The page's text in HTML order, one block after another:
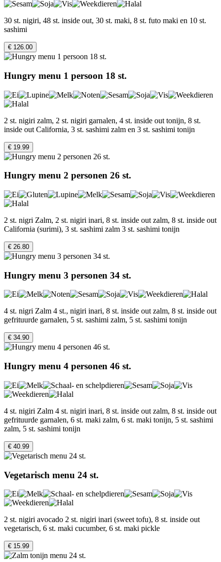
30 st. nigiri, 48 st. inside out, 30 st. maki, 8 st. futo maki en 10 st.
sashimi
€ 126.00
Hungry menu 1 persoon 18 st.
2 st. nigiri zalm, 2 st. nigiri garnalen, 4 st. inside out tonijn, 8 st.
inside out California, 3 st. sashimi zalm en 3 st. sashimi tonijn
€ 19.99
Hungry menu 2 personen 26 st.
2 st. nigri Zalm, 2 st. nigiri inari, 8 st. inside out zalm, 8 st. inside out
California (surimi), 3 st. sashimi zalm 3 st. sashimi tonijn
€ 26.80
Hungry menu 3 personen 34 st.
4 st. nigri Zalm 4 st., nigiri inari, 8 st. inside out zalm, 8 st. inside out
gefrituurde garnalen, 5 st. sashimi zalm, 5 st. sashimi tonijn
€ 34.90
Hungry menu 4 personen 46 st.
4 st. nigiri Zalm 4 st. nigiri inari, 8 st. inside out zalm, 8 st. inside out
gefrituurde garnalen, 6 st. maki zalm, 6 st. maki tonijn, 5 st. sashimi
zalm, 5 st. sashimi tonijn
€ 40.99
Vegetarisch menu 24 st.
2 st. nigiri avocado 2 st. nigiri inari (sweet tofu), 8 st. inside out
vegetarisch, 6 st. maki cucumber, 6 st. maki pickle
€ 15.99